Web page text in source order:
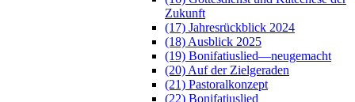
Zukunft
(17) Jahresrückblick 2024
(18) Ausblick 2025
(19) Bonifatiuslied—neugemacht
(20) Auf der Zielgeraden
(21) Pastoralkonzept
(22) Bonifatiuslied